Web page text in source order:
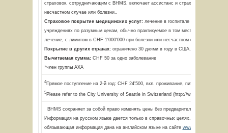
страховок, сотрудничающим с BHMS, включает ассистанс и страховое покрытие
несчастном случае или болезни..
Страховое покрытие медицинских услуг:лечение в госпитале или других
учреждениях по разумным ценам, обычно практикуемое в том месте, где
лечение, с лимитом в CHF 1'000'000 при болезни или несчастном случае.
Покрытие в других странах:ограничено 30 днями в году в США, Канаде и
Вычитаемая сумма:CHF 50 за одно заболевание
*член группы AXA
4Прямое поступление на 2-й год: CHF 24'500, вкл. проживание, питание и
5Please refer to the City University of Seattle in Switzerland (http://www.cityu.ch)
BHMS сохраняет за собой право изменять цены без предварительного
Информация на русском языке дается только в справочных целях. Юридически
обязывающая информация дана на английском языке на сайте www.bhms.ch